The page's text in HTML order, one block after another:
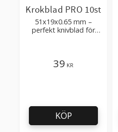
Krokblad PRO 10st
51x19x0.65 mm –
perfekt knivblad för
39 KR
KÖP